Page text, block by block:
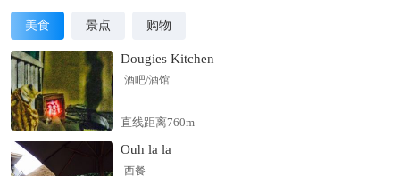
刺鼻气息，感到了古战场迎面扑来的烽火热浪，又似看到十万大
军安营扎寨的壮观场面。
美食 景点 购物
Dougies Kitchen
酒吧/酒馆
直线距离760m
Ouh la la
西餐